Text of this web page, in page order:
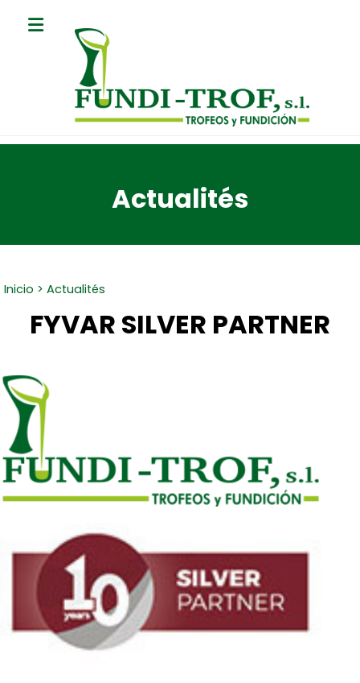
Actualités
Inicio > Actualités
FYVAR SILVER PARTNER